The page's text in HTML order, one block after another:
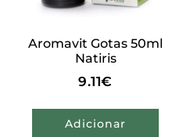
Aromavit Gotas 50ml
Natiris
9.11€
Adicionar